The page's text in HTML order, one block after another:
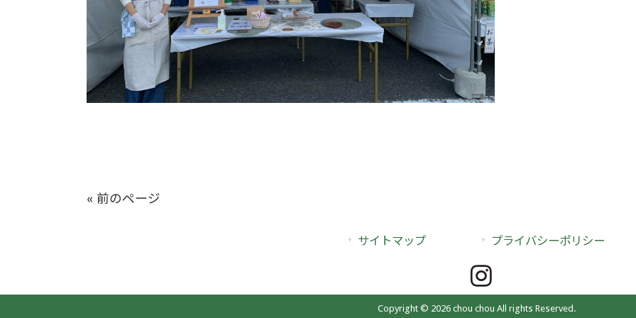
« 前のページ
サイトマップ プライバシーポリシー
Copyright © 2026 chou chou All rights Reserved.